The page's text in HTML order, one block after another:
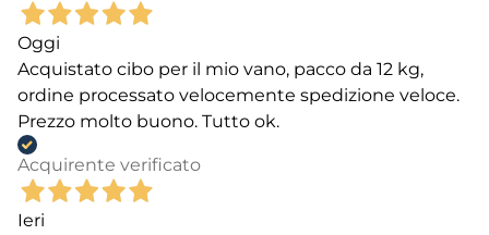
Oggi
Acquistato cibo per il mio vano, pacco da 12 kg,
ordine processato velocemente spedizione veloce.
Prezzo molto buono. Tutto ok.
Acquirente verificato
Ieri